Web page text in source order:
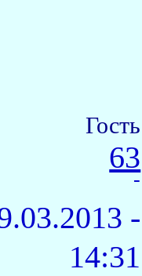
Гость
63
-
-
14:31